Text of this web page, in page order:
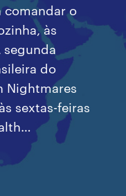
comandar o
às
segunda
do
Nightmares
sextas-feiras